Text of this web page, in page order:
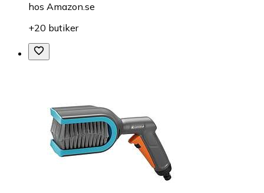
hos Amazon.se
+20 butiker